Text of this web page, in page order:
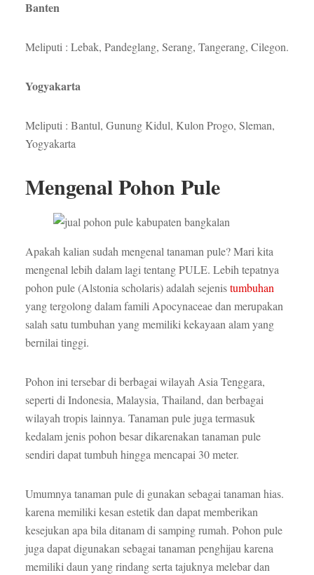
Banten
Meliputi : Lebak, Pandeglang, Serang, Tangerang, Cilegon.
Yogyakarta
Meliputi : Bantul, Gunung Kidul, Kulon Progo, Sleman,
Yogyakarta
Mengenal Pohon Pule
Apakah kalian sudah mengenal tanaman pule? Mari kita
mengenal lebih dalam lagi tentang PULE. Lebih tepatnya
pohon pule (Alstonia scholaris) adalah sejenistumbuhan
yang tergolong dalam famili Apocynaceae dan merupakan
salah satu tumbuhan yang memiliki kekayaan alam yang
bernilai tinggi.
Pohon ini tersebar di berbagai wilayah Asia Tenggara,
seperti di Indonesia, Malaysia, Thailand, dan berbagai
wilayah tropis lainnya. Tanaman pule juga termasuk
kedalam jenis pohon besar dikarenakan tanaman pule
sendiri dapat tumbuh hingga mencapai 30 meter.
Umumnya tanaman pule di gunakan sebagai tanaman hias.
karena memiliki kesan estetik dan dapat memberikan
kesejukan apa bila ditanam di samping rumah. Pohon pule
juga dapat digunakan sebagai tanaman penghijau karena
memiliki daun yang rindang serta tajuknya melebar dan